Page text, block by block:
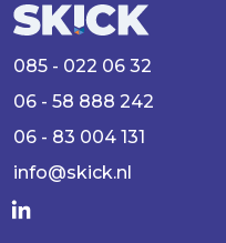
085 - 022 06 32
06 - 58 888 242
06 - 83 004 131
info@skick.nl